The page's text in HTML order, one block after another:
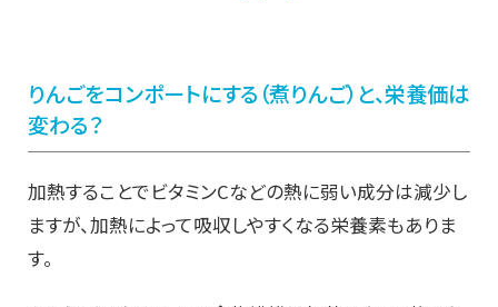
りんごをコンポートにする（煮りんご）と、栄養価は
変わる？
加熱することでビタミンCなどの熱に弱い成分は減少し
ますが、加熱によって吸収しやすくなる栄養素もありま
す。